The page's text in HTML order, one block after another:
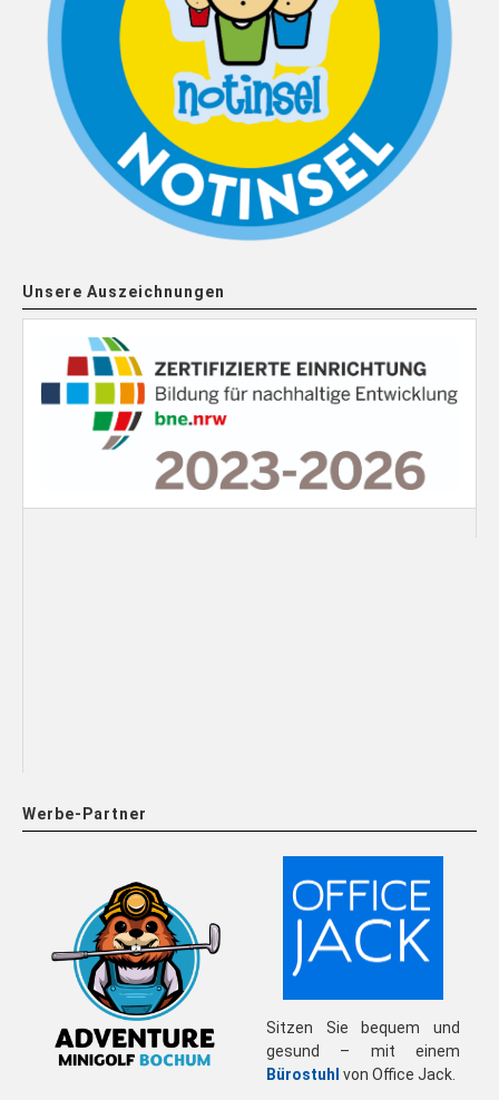
Unsere Auszeichnungen
Werbe-Partner
Sitzen Sie bequem und
gesund – mit einem
Bürostuhl von Office Jack.